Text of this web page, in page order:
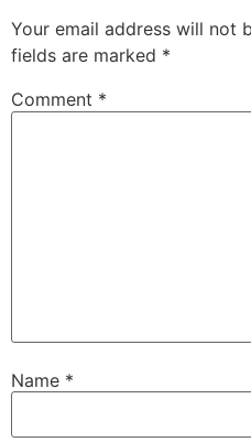
Your email address will not
fields are marked *
Comment *
Name *